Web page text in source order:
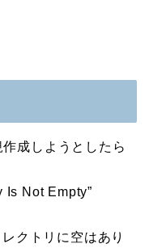
成しようとしたら
Not Empty”
クトリに空はあり